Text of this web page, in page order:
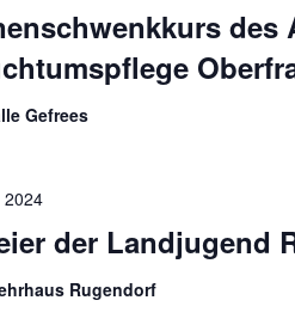
des
Gefrees
der Landjugend
2024
Rugendorf